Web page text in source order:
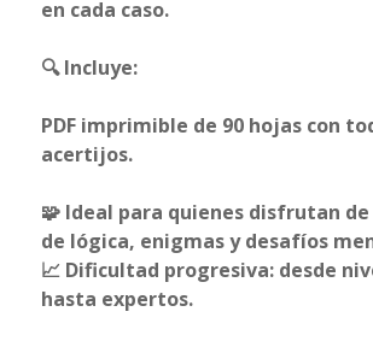
en cada caso.
🔍 Incluye:
PDF imprimible de 90 hojas con
acertijos.
🧩 Ideal para quienes disfrutan
de lógica, enigmas y desafíos
📈 Dificultad progresiva: desde
hasta expertos.